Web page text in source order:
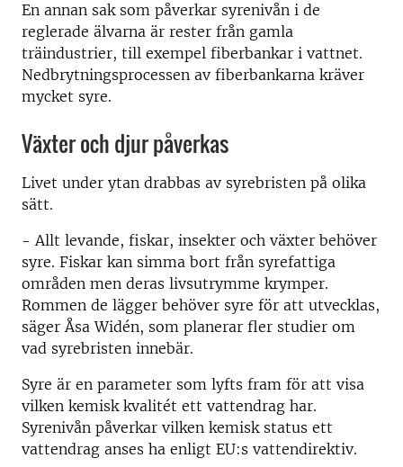
En annan sak som påverkar syrenivån i de
reglerade älvarna är rester från gamla
träindustrier, till exempel fiberbankar i vattnet.
Nedbrytningsprocessen av fiberbankarna kräver
mycket syre.
Växter och djur påverkas
Livet under ytan drabbas av syrebristen på olika
sätt.
- Allt levande, fiskar, insekter och växter behöver
syre. Fiskar kan simma bort från syrefattiga
områden men deras livsutrymme krymper.
Rommen de lägger behöver syre för att utvecklas,
säger Åsa Widén, som planerar fler studier om
vad syrebristen innebär.
Syre är en parameter som lyfts fram för att visa
vilken kemisk kvalitét ett vattendrag har.
Syrenivån påverkar vilken kemisk status ett
vattendrag anses ha enligt EU:s vattendirektiv.